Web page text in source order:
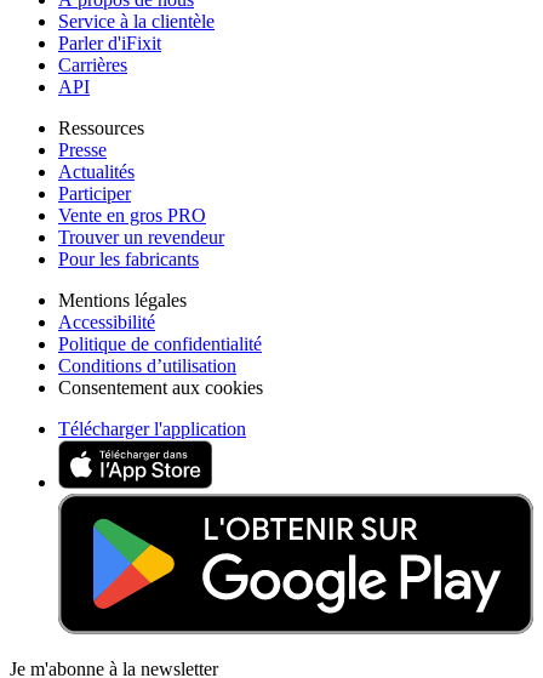
Service à la clientèle
Parler d'iFixit
Carrières
API
Ressources
Presse
Actualités
Participer
Vente en gros PRO
Trouver un revendeur
Pour les fabricants
Mentions légales
Accessibilité
Politique de confidentialité
Conditions d’utilisation
Consentement aux cookies
Télécharger l'application
Je m'abonne à la newsletter